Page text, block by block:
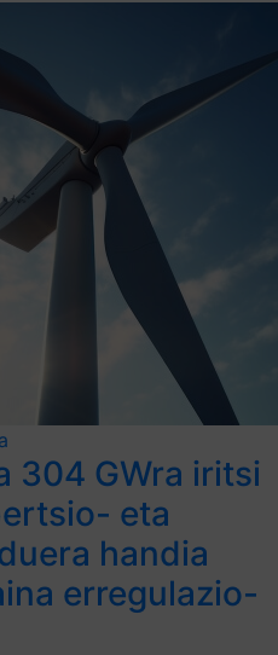
304 GWra iritsi
eta
handia
erregulazio-